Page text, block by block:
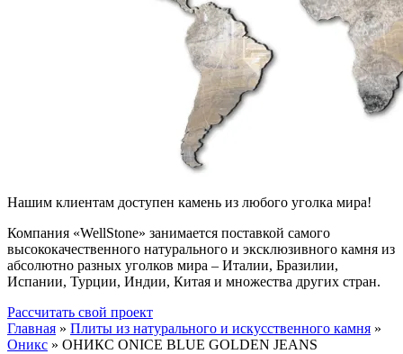
Нашим клиентам доступен камень из любого уголка мира!
Компания «WellStone» занимается поставкой самого
высококачественного натурального и эксклюзивного камня из
абсолютно разных уголков мира – Италии, Бразилии,
Испании, Турции, Индии, Китая и множества других стран.
Рассчитать свой проект
Главная » Плиты из натурального и искусственного камня »
Оникс » ОНИКС ONICE BLUE GOLDEN JEANS